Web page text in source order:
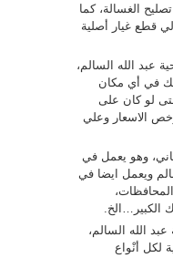
الغسالة، كما
قطع غيار أصلية
عبد الله السالم،
في أي مكان
لو كان على
الاسعار وعلي
وهو يعمل في
ويعمل ايضا في
الكبير…الخ.
الله السالم،
لكل أنْواع